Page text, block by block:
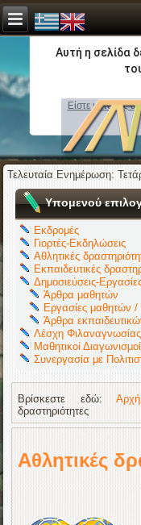
Τελευταία Ενημέρωση:
Υπομενού
Εκδρομές
Γιορτές-Εκδηλώσεις
Αθλητικές
Εκπαιδευτικές
Δημοσιεύσεις-
Άρθρα μαθητών
Εργασίες μαθητών
Άρθρα
Λέσχη Φιλαναγνωσίας
Μαθητικοί Διαγωνισμοί
Συνεργασία με
Βρίσκεστε εδώ: Αρχή
δραστηριότητες
Αθλητικές
Αυτή η σελίδα
Είστε κάτοχος